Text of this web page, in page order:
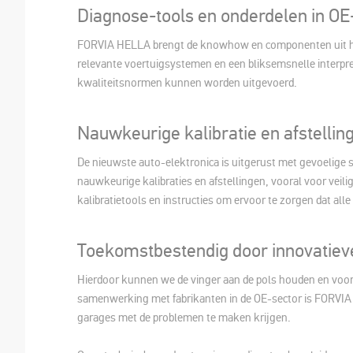
Diagnose-tools en onderdelen in
FORVIA HELLA brengt de knowhow en componenten
relevante voertuigsystemen en een bliksemsnelle
kwaliteitsnormen kunnen worden uitgevoerd.
Nauwkeurige kalibratie en
De nieuwste auto-elektronica is uitgerust met gevoelige
nauwkeurige kalibraties en afstellingen, vooral voor
kalibratietools en instructies om ervoor te zorgen dat
Toekomstbestendig door
Hierdoor kunnen we de vinger aan de pols houden en
samenwerking met fabrikanten in de OE-sector is
garages met de problemen te maken krijgen.